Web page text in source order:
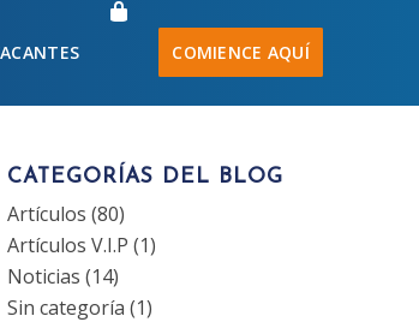
COMIENCE AQUÍ
CATEGORÍAS DEL BLOG
Artículos (80)
Artículos V.I.P (1)
Noticias (14)
Sin categoría (1)